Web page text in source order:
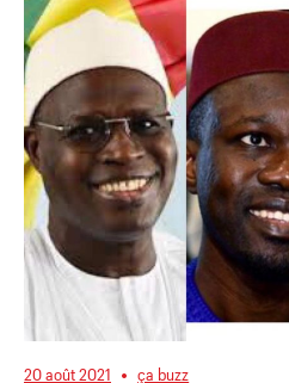
20 août 2021 ça buzz